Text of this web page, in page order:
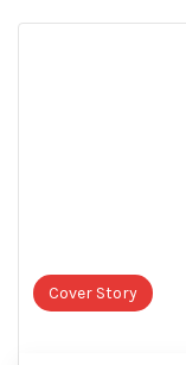
Cover Story